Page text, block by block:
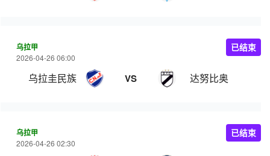
乌拉甲
2026-04-26 06:00
乌拉圭民族 VS 达努比奥
已结束
乌拉甲
2026-04-26 02:30
已结束